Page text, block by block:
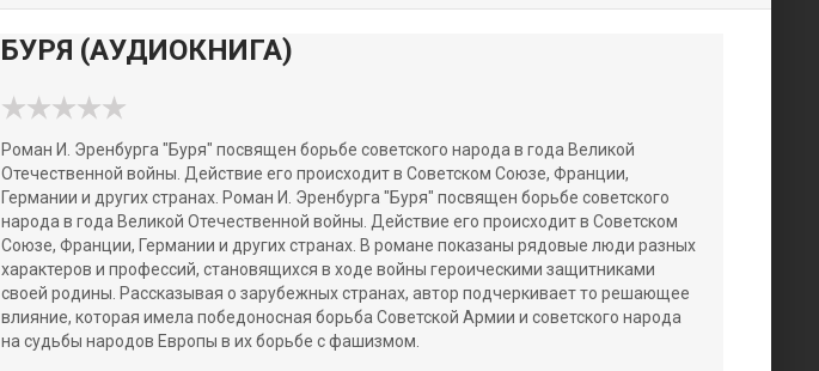
БУРЯ (АУДИОКНИГА)
Роман И. Эренбурга "Буря" посвящен борьбе советского народа в года Великой
Отечественной войны. Действие его происходит в Советском Союзе, Франции,
Германии и других странах. Роман И. Эренбурга "Буря" посвящен борьбе советского
народа в года Великой Отечественной войны. Действие его происходит в Советском
Союзе, Франции, Германии и других странах. В романе показаны рядовые люди разных
характеров и профессий, становящихся в ходе войны героическими защитниками
своей родины. Рассказывая о зарубежных странах, автор подчеркивает то решающее
влияние, которая имела победоносная борьба Советской Армии и советского народа
на судьбы народов Европы в их борьбе с фашизмом.